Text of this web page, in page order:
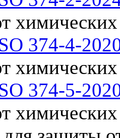
374-4-
374-5-